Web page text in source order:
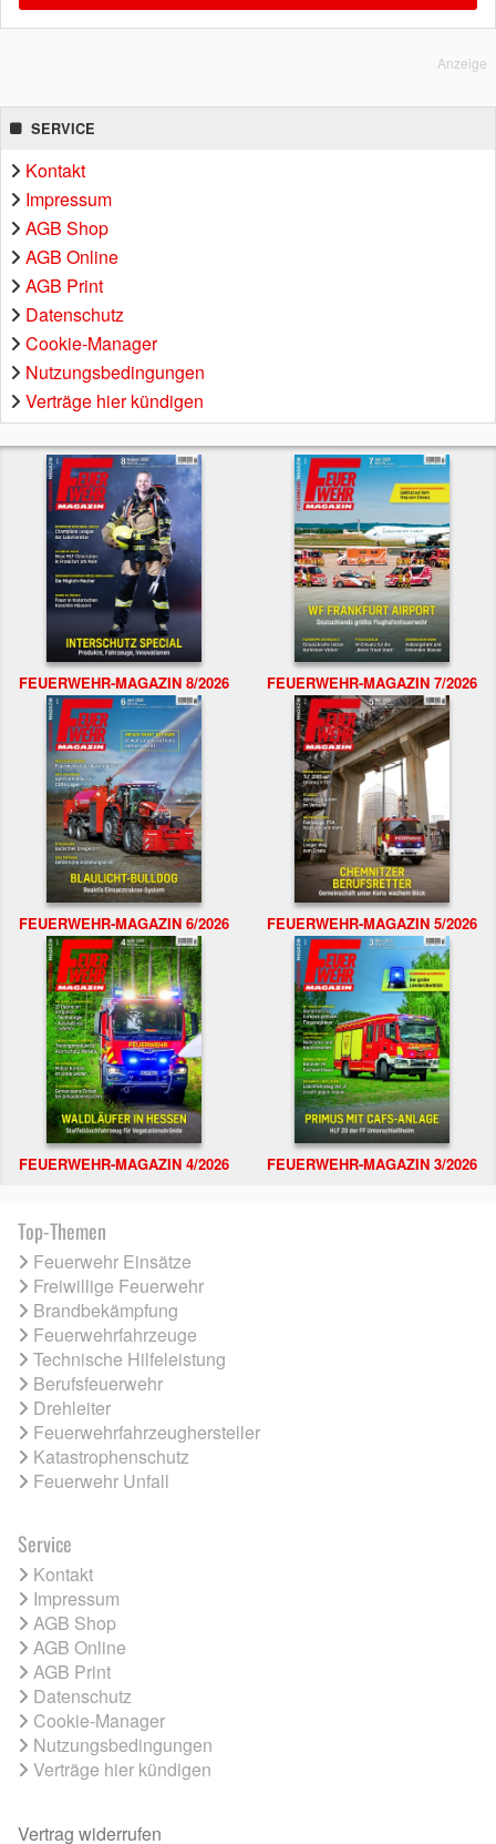
Anzeige
SERVICE
Kontakt
Impressum
AGB Shop
AGB Online
AGB Print
Datenschutz
Cookie-Manager
Nutzungsbedingungen
Verträge hier kündigen
FEUERWEHR-MAGAZIN 8/2026 FEUERWEHR-MAGAZIN 7/2026
FEUERWEHR-MAGAZIN 6/2026 FEUERWEHR-MAGAZIN 5/2026
FEUERWEHR-MAGAZIN 4/2026 FEUERWEHR-MAGAZIN 3/2026
Top-Themen
Feuerwehr Einsätze
Freiwillige Feuerwehr
Brandbekämpfung
Feuerwehrfahrzeuge
Technische Hilfeleistung
Berufsfeuerwehr
Drehleiter
Feuerwehrfahrzeughersteller
Katastrophenschutz
Feuerwehr Unfall
Service
Kontakt
Impressum
AGB Shop
AGB Online
AGB Print
Datenschutz
Cookie-Manager
Nutzungsbedingungen
Verträge hier kündigen
Vertrag widerrufen